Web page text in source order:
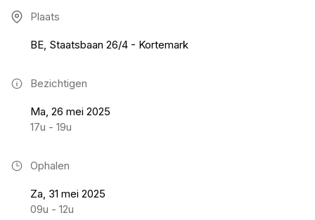
Plaats
BE, Staatsbaan 26/4 - Kortemark
Bezichtigen
Ma, 26 mei 2025
17u - 19u
Ophalen
Za, 31 mei 2025
09u - 12u